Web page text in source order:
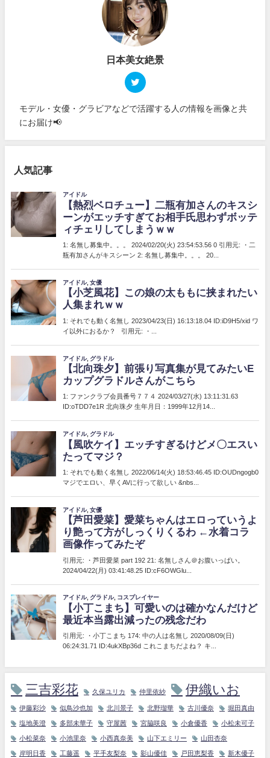
日本美女絶景
モデル・女優・グラビアなどで活躍する人の情報を画像と共
にお届け📢
人気記事
三吉彩花 久保ユリカ 仲里依紗 伊織いお
伊藤彩沙 似鳥沙也加 北川景子 北野瑠華 古川優奈 堀田真由
塩地美澄 多部未華子 守屋茜 宮脇咲良 小倉優香 小松未可子
小松菜奈 小池里奈 小西真奈美 山下エミリー 山田杏奈
岸明日香 工藤遥 平手友梨奈 影山優佳 戸田恵梨香 新木優子